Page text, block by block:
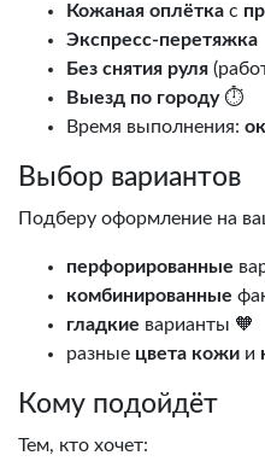
Кожаная оплётка с
Экспресс-перетяжка
Без снятия руля
Выезд по городу⏱️
Время выполнения:
Выбор вариантов
Подберу оформление на
перфорированные
комбинированные
гладкие варианты 🧡
разные цвета кожи и
Кому подойдёт
Тем, кто хочет: